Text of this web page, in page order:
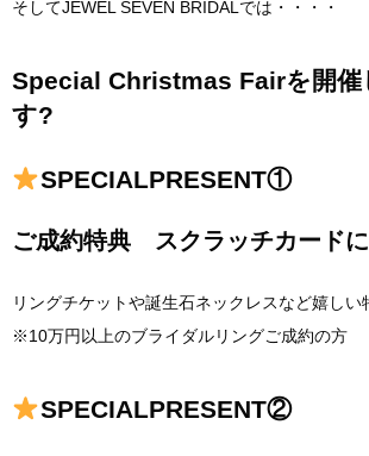
そしてJEWEL SEVEN BRIDALでは・・・・
Special Christmas Fairを開催
す?
SPECIALPRESENT①
ご成約特典 スクラッチカード
リングチケットや誕生石ネックレスなど嬉しい
※10万円以上のブライダルリングご成約の方
SPECIALPRESENT②